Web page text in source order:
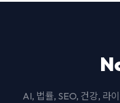
AI, 법률, SEO, 건강, 라